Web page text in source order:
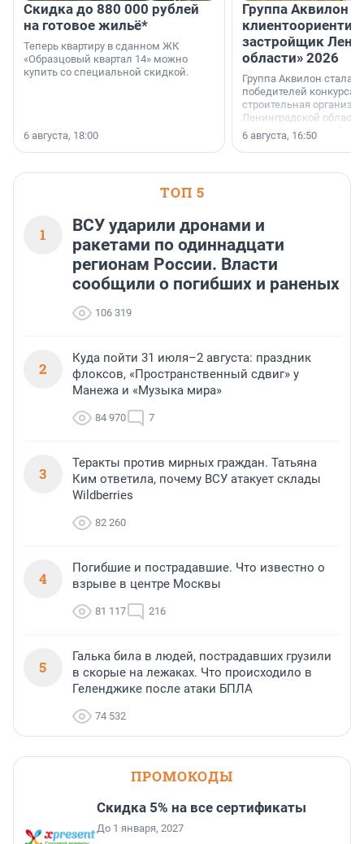
Скидка до 880 000 рублей
на готовое жильё*
Теперь квартиру в сданном ЖК
«Образцовый квартал 14» можно
купить со специальной скидкой.
6 августа, 18:00
Группа Аквилон
застройщик
области» 2026
Группа Аквилон стала
победителей конкурса
строительная
Ленинградской области
номинации «Самый
застройщик
области».
6 августа, 16:50
ТОП 5
1
ВСУ ударили дронами и
ракетами по одиннадцати
регионам России. Власти
сообщили о погибших и раненых
106 319
2
Куда пойти 31 июля–2 августа: праздник
флоксов, «Пространственный сдвиг» у
Манежа и «Музыка мира»
84 970 7
3
Теракты против мирных граждан. Татьяна
Ким ответила, почему ВСУ атакует склады
Wildberries
82 260
4
Погибшие и пострадавшие. Что известно о
взрыве в центре Москвы
81 117 216
5
Галька била в людей, пострадавших грузили
в скорые на лежаках. Что происходило в
Геленджике после атаки БПЛА
74 532
ПРОМОКОДЫ
Скидка 5% на все сертификаты
До 1 января, 2027